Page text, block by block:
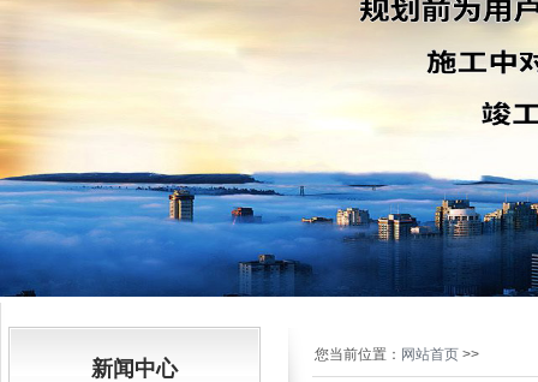
新闻中心
您当前位置： 网站首页>>